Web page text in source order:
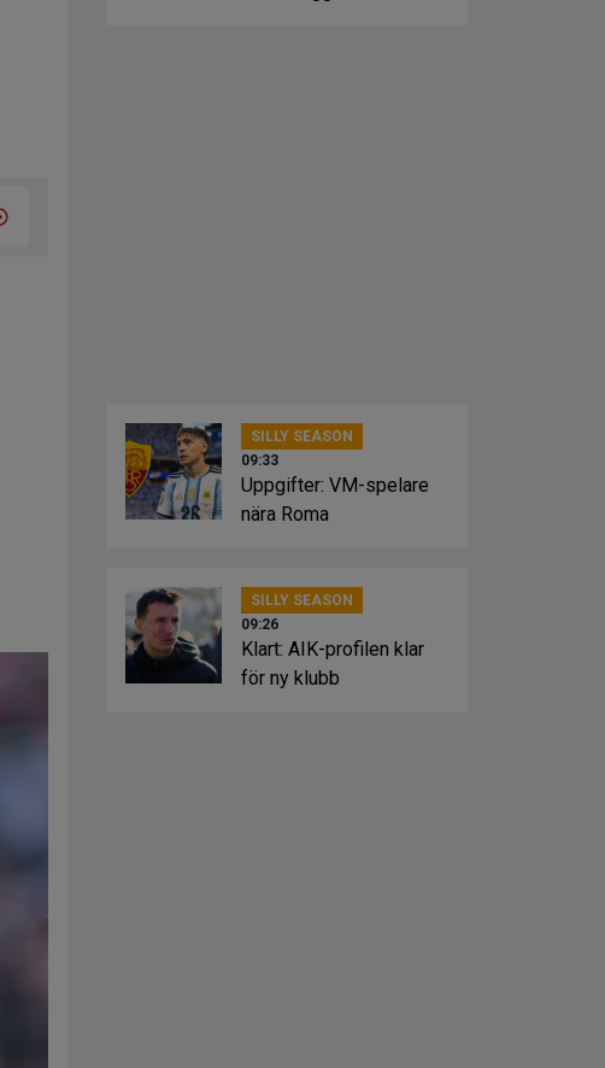
SILLY SEASON
09:33
Uppgifter: VM-spelare
nära Roma
SILLY SEASON
09:26
Klart: AIK-profilen klar
för ny klubb